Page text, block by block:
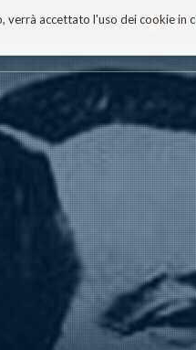
verrà accettato l'uso dei cookie in